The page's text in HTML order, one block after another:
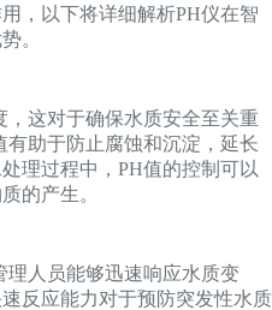
，以下将详细解析PH仪在智
。
这对于确保水质安全至关重
助于防止腐蚀和沉淀，延长
理过程中，PH值的控制可以
的产生。
理人员能够迅速响应水质变
反应能力对于预防突发性水质